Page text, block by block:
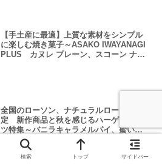
【手土産に最適】上質な素材をシンプル
に楽しむ焼き菓子～ASAKO IWAYANAGI
PLUS カヌレ プレーン、スコーン ナチ
全国のローソン、ナチュラルローソン限
定 新作商品と秋を感じるハーゲンダッ
ツ特集～バニラキャラメルパイ、蜜いも
のタルト
検索 トップ サイドバー